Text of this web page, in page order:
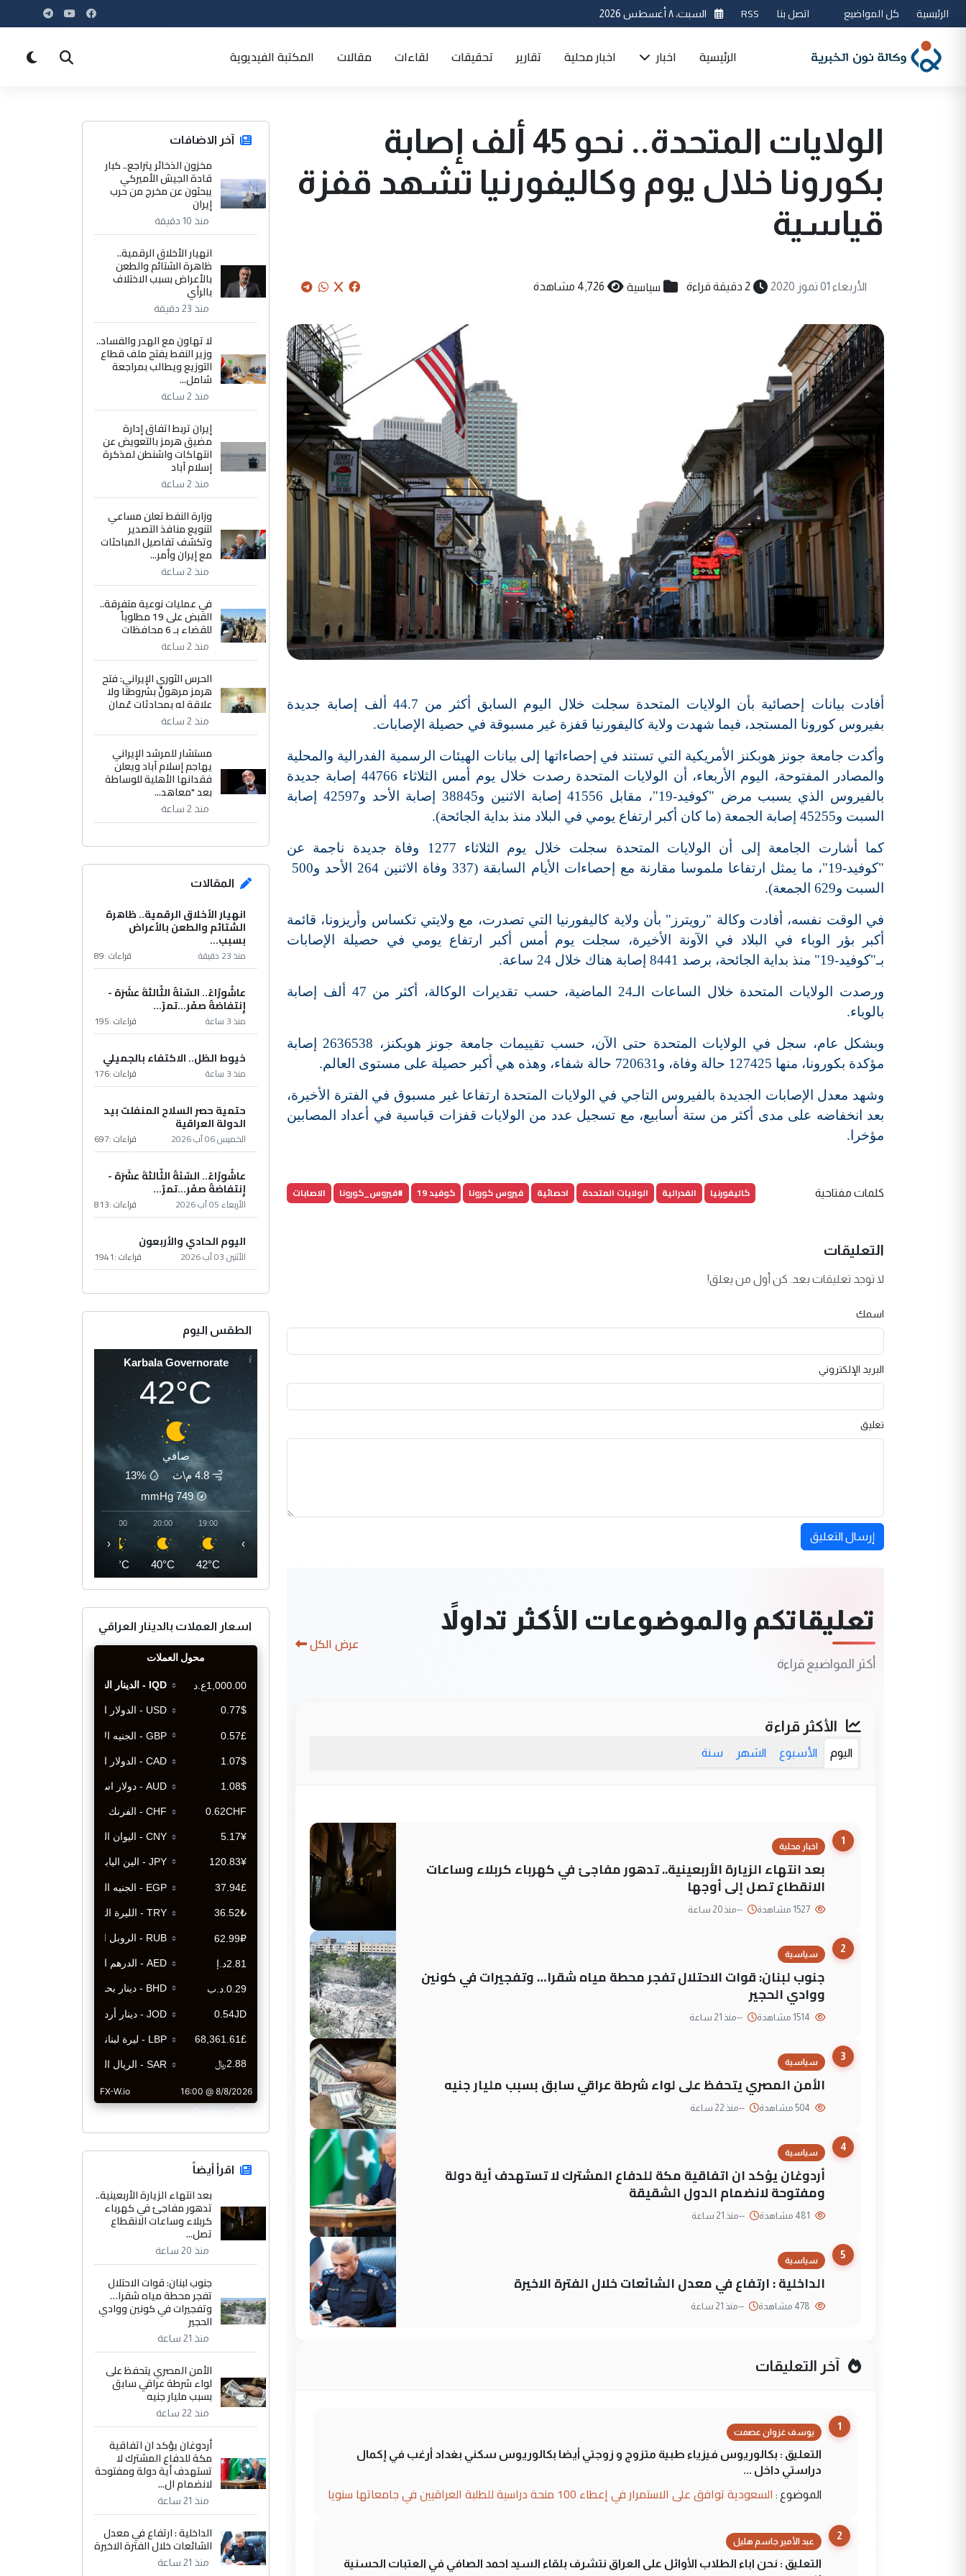
الرئيسية كل المواضيع اتصل بنا RSS السبت، ٨ أغسطس 2026
الرئيسية اخبار اخبار محلية تقارير تحقيقات لقاءات مقالات المكتبة الفيديوية
الولايات المتحدة.. نحو 45 ألف إصابة
بكورونا خلال يوم وكاليفورنيا تشهد قفزة
قياسية
الأربعاء 01 تموز 2020 2 دقيقة قراءة سياسية 4,726 مشاهدة
أفادت بيانات إحصائية بأن الولايات المتحدة سجلت خلال اليوم السابق أكثر من 44.7 ألف إصابة جديدة
بفيروس كورونا المستجد، فيما شهدت ولاية كاليفورنيا قفزة غير مسبوقة في حصيلة الإصابات.
وأكدت جامعة جونز هوبكنز الأمريكية التي تستند في إحصاءاتها إلى بيانات الهيئات الرسمية الفدرالية والمحلية
والمصادر المفتوحة، اليوم الأربعاء، أن الولايات المتحدة رصدت خلال يوم أمس الثلاثاء 44766 إصابة جديدة
بالفيروس الذي يسبب مرض "كوفيد-19"، مقابل 41556 إصابة الاثنين و38845 إصابة الأحد و42597 إصابة
السبت و45255 إصابة الجمعة (ما كان أكبر ارتفاع يومي في البلاد منذ بداية الجائحة).
كما أشارت الجامعة إلى أن الولايات المتحدة سجلت خلال يوم الثلاثاء 1277 وفاة جديدة ناجمة عن
السبت و629 الجمعة).
في الوقت نفسه، أفادت وكالة "رويترز" بأن ولاية كاليفورنيا التي تصدرت، مع ولايتي تكساس وأريزونا، قائمة
أكبر بؤر الوباء في البلاد في الآونة الأخيرة، سجلت يوم أمس أكبر ارتفاع يومي في حصيلة الإصابات
بـ"كوفيد-19" منذ بداية الجائحة، برصد 8441 إصابة هناك خلال 24 ساعة.
ورصدت الولايات المتحدة خلال الساعات الـ24 الماضية، حسب تقديرات الوكالة، أكثر من 47 ألف إصابة
بالوباء.
وبشكل عام، سجل في الولايات المتحدة حتى الآن، حسب تقييمات جامعة جونز هوبكنز، 2636538 إصابة
مؤكدة بكورونا، منها 127425 حالة وفاة، و720631 حالة شفاء، وهذه هي أكبر حصيلة على مستوى العالم.
وشهد معدل الإصابات الجديدة بالفيروس التاجي في الولايات المتحدة ارتفاعا غير مسبوق في الفترة الأخيرة،
بعد انخفاضه على مدى أكثر من ستة أسابيع، مع تسجيل عدد من الولايات قفزات قياسية في أعداد المصابين
مؤخرا.
كلمات مفتاحية كاليفورنيا الفدرالية الولايات المتحدة احصائية فيروس كورونا كوفيد 19 #فيروس_كورونا الاصابات
التعليقات
لا توجد تعليقات بعد. كن أول من يعلق!
اسمك
البريد الإلكتروني
تعليق
إرسال التعليق
تعليقاتكم والموضوعات الأكثر تداولاً
أكثر المواضيع قراءة
عرض الكل
الأكثر قراءة
اليوم الأسبوع الشهر سنة
1
اخبار محلية
بعد انتهاء الزيارة الأربعينية.. تدهور مفاجئ في كهرباء كربلاء وساعات
الانقطاع تصل إلى أوجها
--منذ 20 ساعة
2
سياسية
جنوب لبنان: قوات الاحتلال تفجر محطة مياه شقرا… وتفجيرات في كونين
ووادي الحجير
--منذ 21 ساعة
3
سياسية
الأمن المصري يتحفظ على لواء شرطة عراقي سابق بسبب مليار جنيه
--منذ 22 ساعة
4
سياسية
أردوغان يؤكد ان اتفاقية مكة للدفاع المشترك لا تستهدف أية دولة
ومفتوحة لانضمام الدول الشقيقة
--منذ 21 ساعة
5
سياسية
الداخلية : ارتفاع في معدل الشائعات خلال الفترة الاخيرة
--منذ 21 ساعة
آخر التعليقات
1
يوسف غزوان عصمت
التعليق : بكالوريوس فيزياء طبية متزوج و زوجتي أيضا بكالوريوس سكني بغداد أرغب في إكمال
دراستي داخل ...
الموضوع : السعودية توافق على الاستمرار في إعطاء 100 منحة دراسية للطلبة العراقيين في جامعاتها سنويا
2
عبد الأمير جاسم هليل
التعليق : نحن اباء الطلاب الأوائل على العراق نتشرف بلقاء السيد احمد الصافي في العتبات الحسنية
آخر الاضافات
مخزون الذخائر يتراجع.. كبار
قادة الجيش الأميركي
يبحثون عن مخرج من حرب
إيران
منذ 10 دقيقة
انهيار الأخلاق الرقمية..
ظاهرة الشتائم والطعن
بالأعراض بسبب الاختلاف
بالرأي
منذ 23 دقيقة
لا تهاون مع الهدر والفساد..
وزير النفط يفتح ملف قطاع
التوزيع ويطالب بمراجعة
شامل...
منذ 2 ساعة
إيران تربط اتفاق إدارة
مضيق هرمز بالتعويض عن
انتهاكات واشنطن لمذكرة
إسلام آباد
منذ 2 ساعة
وزارة النفط تعلن مساعي
لتنويع منافذ التصدير
وتكشف تفاصيل المباحثات
مع إيران وأمر...
منذ 2 ساعة
في عمليات نوعية متفرقة..
القبض على 19 مطلوباً
للقضاء بـ 6 محافظات
منذ 2 ساعة
الحرس الثوري الإيراني: فتح
هرمز مرهونٌ بشروطنا ولا
علاقة له بمحادثات عُمان
منذ 2 ساعة
مستشار للمرشد الإيراني
يهاجم إسلام آباد ويعلن
فقدانها الأهلية للوساطة
بعد "معاهد...
منذ 2 ساعة
المقالات
انهيار الأخلاق الرقمية.. ظاهرة
الشتائم والطعن بالأعراض
بسبب...
منذ 23 دقيقة قراءات :89
عاشُورْاءُ.. السّنَةُ الثّالثةَ عشَرَة -
إِنتفاضةُ صفَر…تمرّ...
منذ 3 ساعة قراءات :195
خيوط الظل.. الاكتفاء بالجميلي
منذ 3 ساعة قراءات :176
حتمية حصر السلاح المنفلت بيد
الدولة العراقية
الخميس 06 آب 2026 قراءات :697
عاشُورْاءُ.. السّنَةُ الثّالثةَ عشَرَة -
إِنتفاضةُ صفَر…تمرّ...
الأربعاء 05 آب 2026 قراءات :813
اليوم الحادي والأربعون
الأثنين 03 آب 2026 قراءات :1941
الطقس اليوم
Karbala Governorate
42°C
صافي
4.8 م\ث
13%
749
mmHg
19:00
42°C
20:00
40°C
21:00
39°C
‹ ›
اسعار العملات بالدينار العراقي
CurrencyRate
اقرأ أيضاً
بعد انتهاء الزيارة الأربعينية..
تدهور مفاجئ في كهرباء
كربلاء وساعات الانقطاع
تصل...
منذ 20 ساعة
جنوب لبنان: قوات الاحتلال
تفجر محطة مياه شقرا…
وتفجيرات في كونين ووادي
الحجير
منذ 21 ساعة
الأمن المصري يتحفظ على
لواء شرطة عراقي سابق
بسبب مليار جنيه
منذ 22 ساعة
أردوغان يؤكد ان اتفاقية
مكة للدفاع المشترك لا
تستهدف أية دولة ومفتوحة
لانضمام ال...
منذ 21 ساعة
الداخلية : ارتفاع في معدل
الشائعات خلال الفترة الاخيرة
منذ 21 ساعة